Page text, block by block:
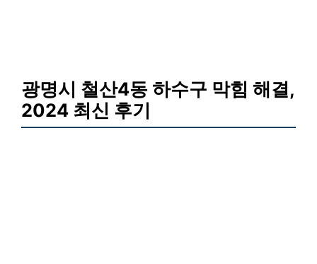
광명시 철산4동 하수구 막힘 해결,
2024 최신 후기